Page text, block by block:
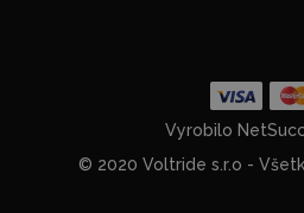
Vyrobilo
© 2020 Voltride s.r.o -